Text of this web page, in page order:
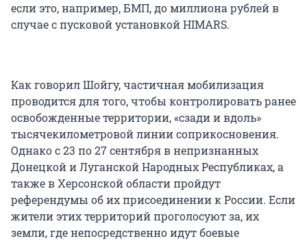
если это, например, БМП, до миллиона рублей в
случае с пусковой установкой HIMARS.
Как говорил Шойгу, частичная мобилизация
проводится для того, чтобы контролировать ранее
освобожденные территории, «сзади и вдоль»
тысячекилометровой линии соприкосновения.
Однако с 23 по 27 сентября в непризнанных
Донецкой и Луганской Народных Республиках, а
также в Херсонской области пройдут
референдумы об их присоединении к России. Если
жители этих территорий проголосуют за, их
земли, где непосредственно идут боевые